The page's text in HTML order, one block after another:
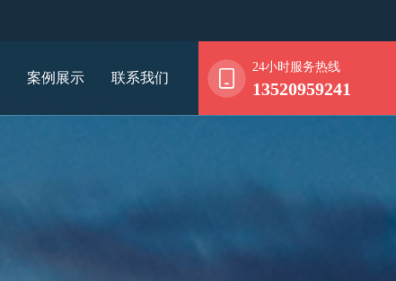
案例展示 联系我们
24小时服务热线
13520959241